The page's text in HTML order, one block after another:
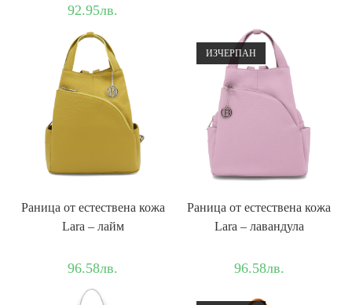
92.95лв.
Раница от естествена кожа
Lara – лайм
96.58лв.
ИЗЧЕРПАН
Раница от естествена кожа
Lara – лавандула
96.58лв.